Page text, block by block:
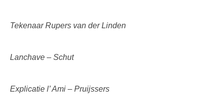
Tekenaar Rupers van der Linden
Lanchave – Schut
Explicatie l’ Ami – Pruijssers